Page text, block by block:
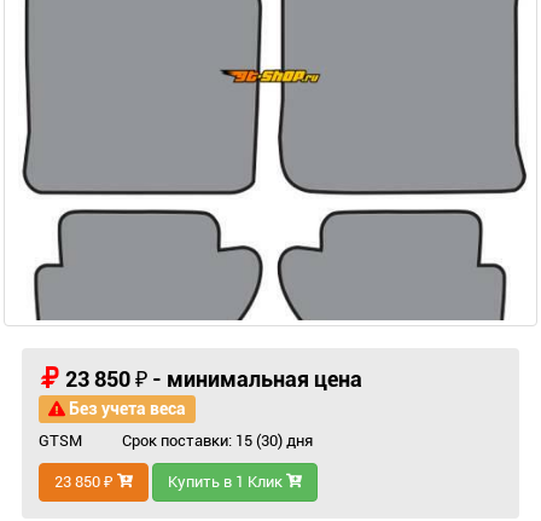
23 850 ₽ - минимальная цена
Без учета веса
GTSM Срок поставки: 15 (30) дня
23 850 ₽ Купить в 1 Клик